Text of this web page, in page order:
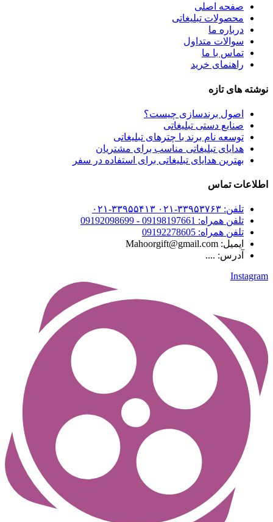
صفحه اصلی
محصولات تبلیغاتی
درباره ما
سوالات متداول
تماس با ما
راهنمای خرید
نوشته های تازه
اصول برندسازی چیست؟
صنایع دستی تبلیغاتی
توسعه نام برند با چترهای تبلیغاتی
هدایای تبلیغاتی مناسب برای مشتریان
بهترین هدایای تبلیغاتی برای استفاده در سفر
اطلاعات تماس
تلفن: ۳۳۹۵۳۷۶۳-۰۲۱ ۳۳۹۵۵۴۱۳-۰۲۱
تلفن همراه: 09198197661 - 09192098699
تلفن همراه: 09192278605
ایمیل: Mahoorgift@gmail.com
آدرس: ....
Instagram